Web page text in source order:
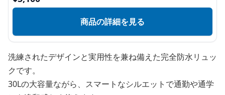
商品の詳細を見る
洗練されたデザインと実用性を兼ね備えた完全防水リュッ
クです。
30Lの大容量ながら、スマートなシルエットで通勤や通学